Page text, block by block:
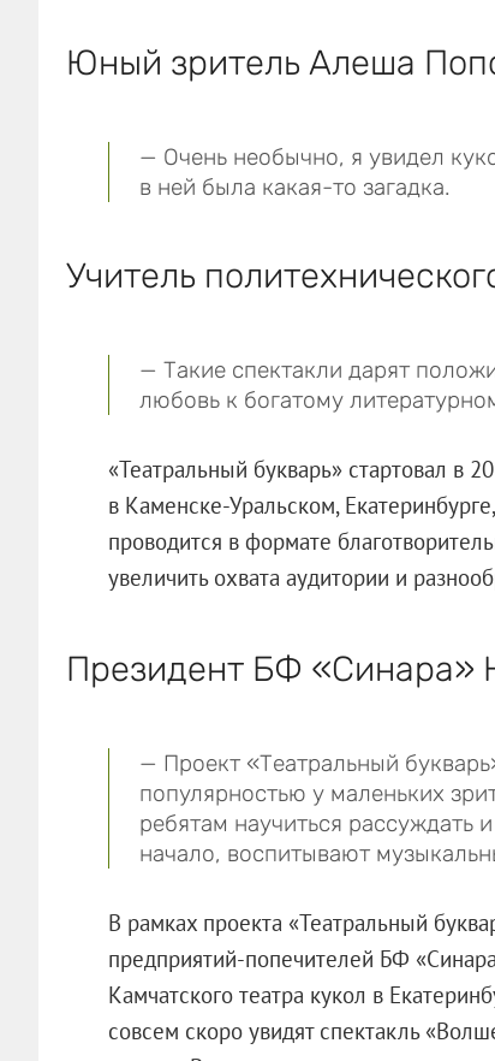
Юный зритель Алеша
— Очень необычно, я увидел
в ней была какая-то загадка.
Учитель
— Такие спектакли дарят
любовь к богатому
«Театральный букварь» стартовал в
в Каменске-Уральском,
проводится в формате
увеличить охвата аудитории и
Президент БФ «Синара»
— Проект «Театральный
популярностью у маленьких
ребятам научиться рассуждать
начало, воспитывают
В рамках проекта «Театральный
предприятий-попечителей БФ
Камчатского театра кукол в
совсем скоро увидят спектакль